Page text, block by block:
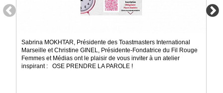
Sabrina MOKHTAR, Présidente des Toastmasters International
Marseille et Christine GINEL, Présidente-Fondatrice du Fil Rouge
Femmes et Médias ont le plaisir de vous inviter à un atelier
inspirant : OSE PRENDRE LA PAROLE !